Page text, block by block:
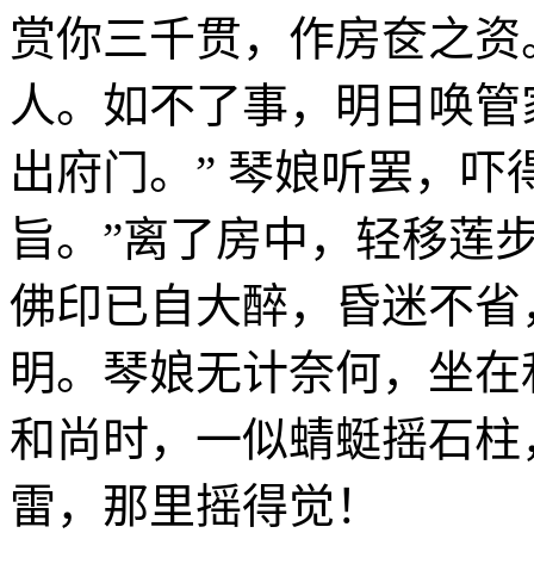
赏你三千贯，作房奁之
人。如不了事，明日唤
出府门。” 琴娘听罢，吓
旨。”离了房中，轻移莲
佛印已自大醉，昏迷不
明。琴娘无计奈何，坐
和尚时，一似蜻蜓摇石
雷，那里摇得觉！